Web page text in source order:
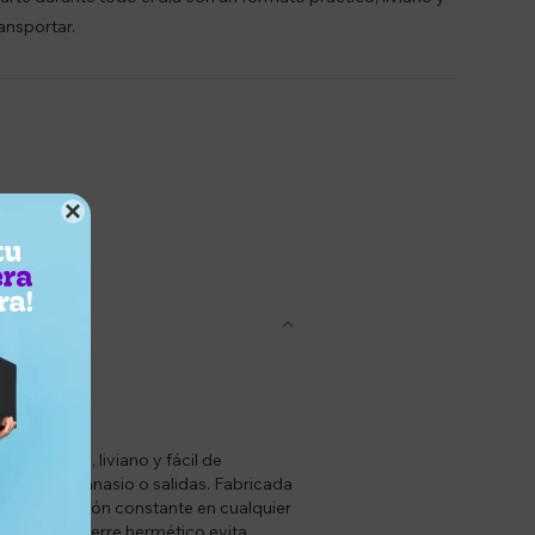

práctico, liviano y fácil de
gimnasio o salidas. Fabricada
hidratación constante en cualquier